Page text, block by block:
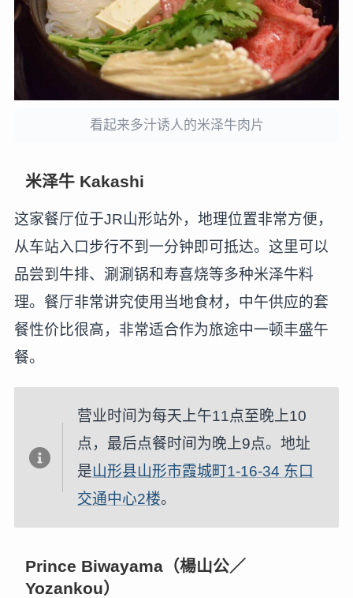
看起来多汁诱人的米泽牛肉片
米泽牛 Kakashi
这家餐厅位于JR山形站外，地理位置非常方便，
从车站入口步行不到一分钟即可抵达。这里可以
品尝到牛排、涮涮锅和寿喜烧等多种米泽牛料
理。餐厅非常讲究使用当地食材，中午供应的套
餐性价比很高，非常适合作为旅途中一顿丰盛午
餐。
营业时间为每天上午11点至晚上10
点，最后点餐时间为晚上9点。地址
是山形县山形市霞城町1-16-34 东口
交通中心2楼。
Prince Biwayama（楊山公／
Yozankou）